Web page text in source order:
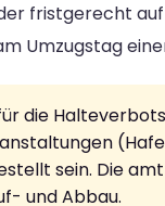
fristgerecht
Umzugstag
die
sein. Die
und Abbau.